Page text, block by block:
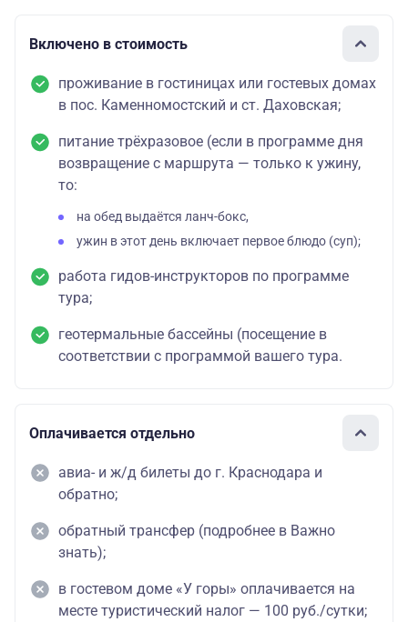
Включено в стоимость
проживание в гостиницах или гостевых домах
в пос. Каменномостский и ст. Даховская;
питание трёхразовое (если в программе дня
возвращение с маршрута — только к ужину,
то:
на обед выдаётся ланч-бокс,
ужин в этот день включает первое блюдо (суп);
работа гидов-инструкторов по программе
тура;
геотермальные бассейны (посещение в
соответствии с программой вашего тура.
Оплачивается отдельно
авиа- и ж/д билеты до г. Краснодара и
обратно;
обратный трансфер (подробнее в Важно
знать);
в гостевом доме «У горы» оплачивается на
месте туристический налог — 100 руб./сутки;